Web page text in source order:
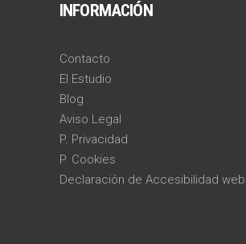
INFORMACIÓN
Contacto
El Estudio
Blog
Aviso Legal
P. Privacidad
P. Cookies
Declaración de Accesibilidad web